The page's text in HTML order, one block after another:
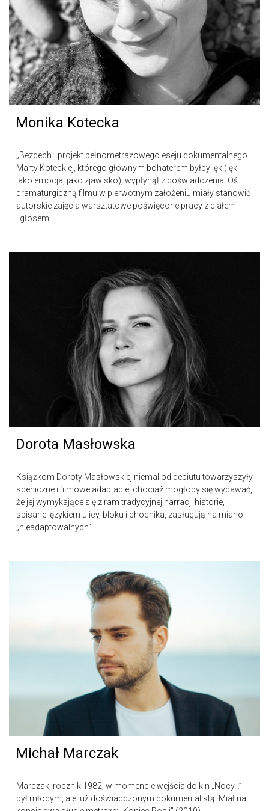
Monika Kotecka
„Bezdech”, projekt pełnometrażowego eseju dokumentalnego
Marty Koteckiej, którego głównym bohaterem byłby lęk (lęk
jako emocja, jako zjawisko), wypłynął z doświadczenia. Oś
dramaturgiczną filmu w pierwotnym założeniu miały stanowić
autorskie zajęcia warsztatowe poświęcone pracy z ciałem
i głosem...
Dorota Masłowska
Książkom Doroty Masłowskiej niemal od debiutu towarzyszyły
sceniczne i filmowe adaptacje, chociaż mogłoby się wydawać,
że jej wymykające się z ram tradycyjnej narracji historie,
spisane językiem ulicy, bloku i chodnika, zasługują na miano
„nieadaptowalnych”...
Michał Marczak
Marczak, rocznik 1982, w momencie wejścia do kin „Nocy…”
był młodym, ale już doświadczonym dokumentalistą. Miał na